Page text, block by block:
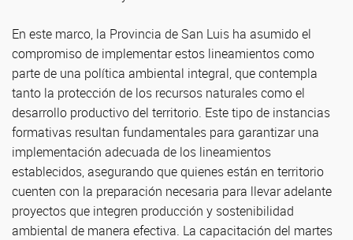
En este marco, la Provincia de San Luis ha asumido el
compromiso de implementar estos lineamientos como
parte de una política ambiental integral, que contempla
tanto la protección de los recursos naturales como el
desarrollo productivo del territorio. Este tipo de instancias
formativas resultan fundamentales para garantizar una
implementación adecuada de los lineamientos
establecidos, asegurando que quienes están en territorio
cuenten con la preparación necesaria para llevar adelante
proyectos que integren producción y sostenibilidad
ambiental de manera efectiva. La capacitación del martes